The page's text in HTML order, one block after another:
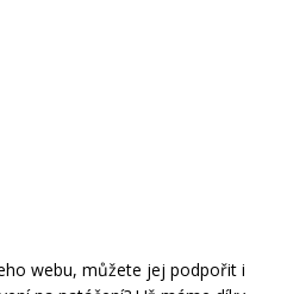
webu, můžete jej podpořit i